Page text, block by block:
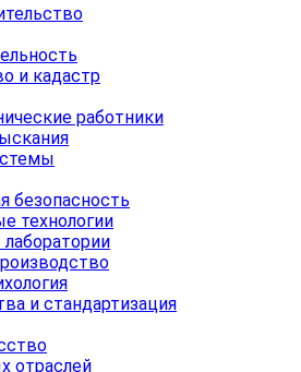
и кадастр
работники
безопасность
технологии
и стандартизация
отраслей